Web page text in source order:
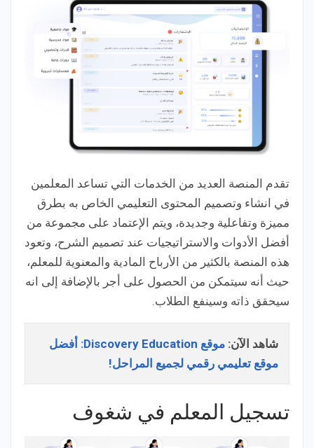
تقدم المنصة العديد من الخدمات التي تساعد المعلمين
في انشاء وتصميم المحتوى التعليمي الخاص به بطرق
مميزة وتفاعلية وجديدة، ويتم الإعتماد على مجموعة من
أفضل الأدوات والاستراتيجيات عند تصميم الشرح، وتعود
هذه المنصة بالكثير من الأرباح المادية والمعنوية للمعلم،
حيث أنه سيتمكن من الحصول على أجر بالإضافة إلى انه
سيحقق ذاته وسينفع الطلاب.
شاهد الآن:
موقع Discovery Education: أفضل
موقع تعليمي رقمي لجميع المراحل!
تسجيل المعلم في شغوف